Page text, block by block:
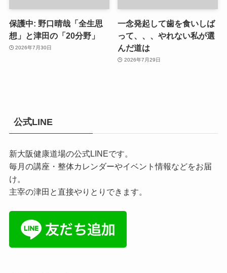
保護中: 野口晴哉「全生思
想」と津田の「20分野」
2026年7月30日
一念発起して歯を食いしば
って、、、やれない私が選
んだ道は
2026年7月29日
公式LINE
新大阪健康道場の公式LINEです。
毎月の講座・整体カレンダーやイベント情報などをお届
け。
主宰の津田と直接やりとりできます。